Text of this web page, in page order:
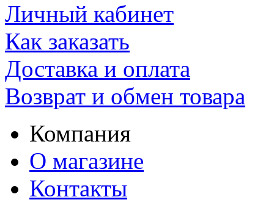
Личный кабинет
Как заказать
Доставка и оплата
Возврат и обмен товара
Компания
О магазине
Контакты